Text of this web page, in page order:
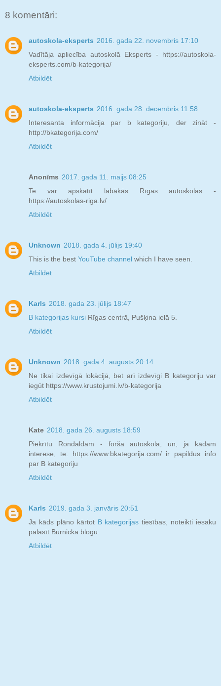
8 komentāri:
autoskola-eksperts 2016. gada 22. novembris 17:10
Vadītāja apliecība autoskolā Eksperts - https://autoskola-
eksperts.com/b-kategorija/
Atbildēt
autoskola-eksperts 2016. gada 28. decembris 11:58
Interesanta informācija par b kategoriju, der zināt -
http://bkategorija.com/
Atbildēt
Anonīms 2017. gada 11. maijs 08:25
Te var apskatīt labākās Rīgas autoskolas -
https://autoskolas-riga.lv/
Atbildēt
Unknown 2018. gada 4. jūlijs 19:40
This is the best YouTube channel which I have seen.
Atbildēt
Karls 2018. gada 23. jūlijs 18:47
B kategorijas kursi Rīgas centrā, Pušķina ielā 5.
Atbildēt
Unknown 2018. gada 4. augusts 20:14
Ne tikai izdevīgā lokācijā, bet arī izdevīgi B kategoriju var
iegūt https://www.krustojumi.lv/b-kategorija
Atbildēt
Kate 2018. gada 26. augusts 18:59
Piekrītu Rondaldam - forša autoskola, un, ja kādam
interesē, te: https://www.bkategorija.com/ ir papildus info
par B kategoriju
Atbildēt
Karls 2019. gada 3. janvāris 20:51
Ja kāds plāno kārtot B kategorijas tiesības, noteikti iesaku
palasīt Burnicka blogu.
Atbildēt